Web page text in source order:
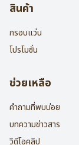
สินค้า
กรอบแว่น
โปรโมชั่น
ช่วยเหลือ
คำถามที่พบบ่อย
บทความข่าวสาร
วิดีโอคลิป